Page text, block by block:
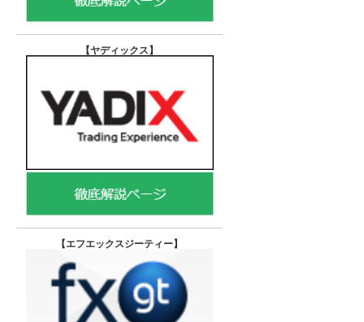
【ヤディックス 】
【エフエックスジーティー】